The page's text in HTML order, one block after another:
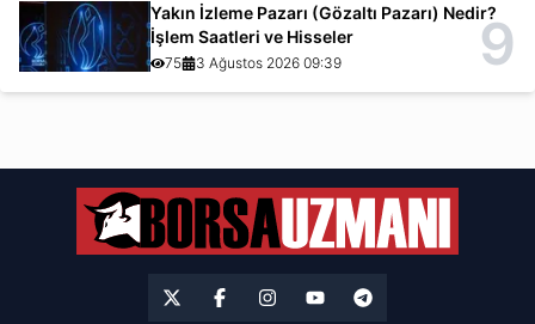
Yakın İzleme Pazarı (Gözaltı Pazarı) Nedir?
İşlem Saatleri ve Hisseler
75 3 Ağustos 2026 09:39 9